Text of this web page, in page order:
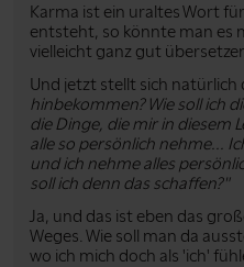
Karma ist ein uraltes Wort
entsteht, so könnte man es
vielleicht ganz gut
Und jetzt stellt sich natürlich
hinbekommen? Wie soll ich
die Dinge, die mir in diesem
alle so persönlich nehme...
und ich nehme alles
soll ich denn das schaffen?"
Ja, und das ist eben das
Weges. Wie soll man da
wo ich mich doch als 'ich'